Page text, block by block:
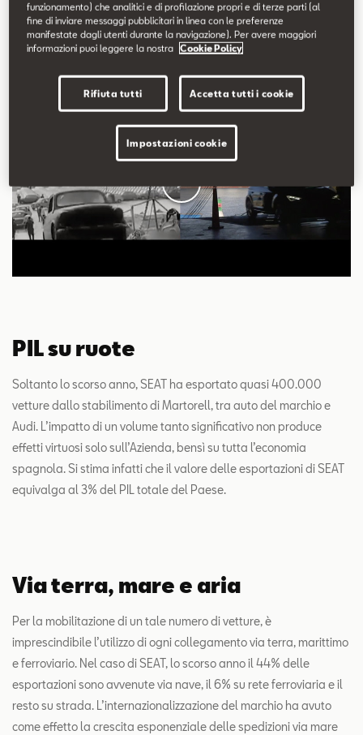
sufficienti per superare l’esosfera e arrivare allo spazio esterno.
Un tragitto che si riassume in 5 curiosità.
PIL su ruote
Soltanto lo scorso anno, SEAT ha esportato quasi 400.000
vetture dallo stabilimento di Martorell, tra auto del marchio e
Audi. L’impatto di un volume tanto significativo non produce
effetti virtuosi solo sull’Azienda, bensì su tutta l’economia
spagnola. Si stima infatti che il valore delle esportazioni di SEAT
equivalga al 3% del PIL totale del Paese.
Via terra, mare e aria
Per la mobilitazione di un tale numero di vetture, è
imprescindibile l’utilizzo di ogni collegamento via terra, marittimo
e ferroviario. Nel caso di SEAT, lo scorso anno il 44% delle
esportazioni sono avvenute via nave, il 6% su rete ferroviaria e il
resto su strada. L’internazionalizzazione del marchio ha avuto
come effetto la crescita esponenziale delle spedizioni via mare
funzionamento) che analitici e di profilazione propri e di terze parti (al
fine di inviare messaggi pubblicitari in linea con le preferenze
manifestate dagli utenti durante la navigazione). Per avere maggiori
informazioni puoi leggere la nostra
Cookie Policy
Rifiuta tutti Accetta tutti i cookie
Impostazioni cookie